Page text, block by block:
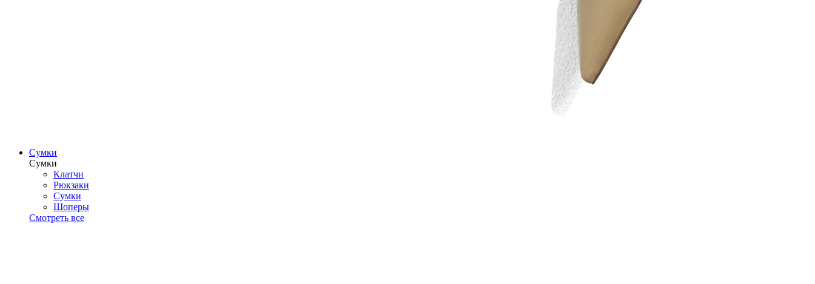
Сумки
Сумки
Клатчи
Рюкзаки
Сумки
Шоперы
Смотреть все